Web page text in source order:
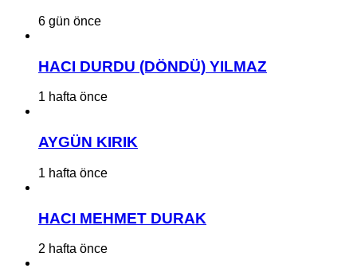
6 gün önce
HACI DURDU (DÖNDÜ) YILMAZ
1 hafta önce
AYGÜN KIRIK
1 hafta önce
HACI MEHMET DURAK
2 hafta önce